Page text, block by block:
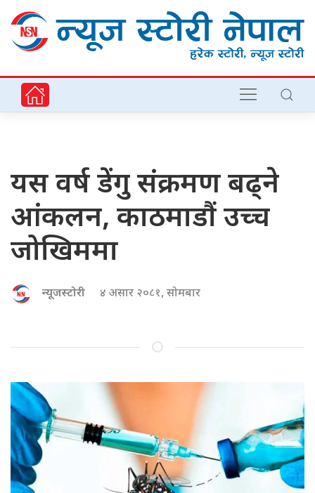
यस वर्ष डेंगु संक्रमण बढ्ने
आंकलन, काठमाडौं उच्च
जोखिममा
न्यूजस्टोरी ४ असार २०८१, सोमबार